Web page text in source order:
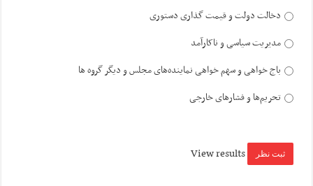
دخالت دولت و قیمت گذاری دستوری
مدیریت سیاسی و ناکارآمد
باج خواهی و سهم خواهی نماینده‌های مجلس و دیگر گروه ها
تحریم‌ها و فشارهای خارجی
View results